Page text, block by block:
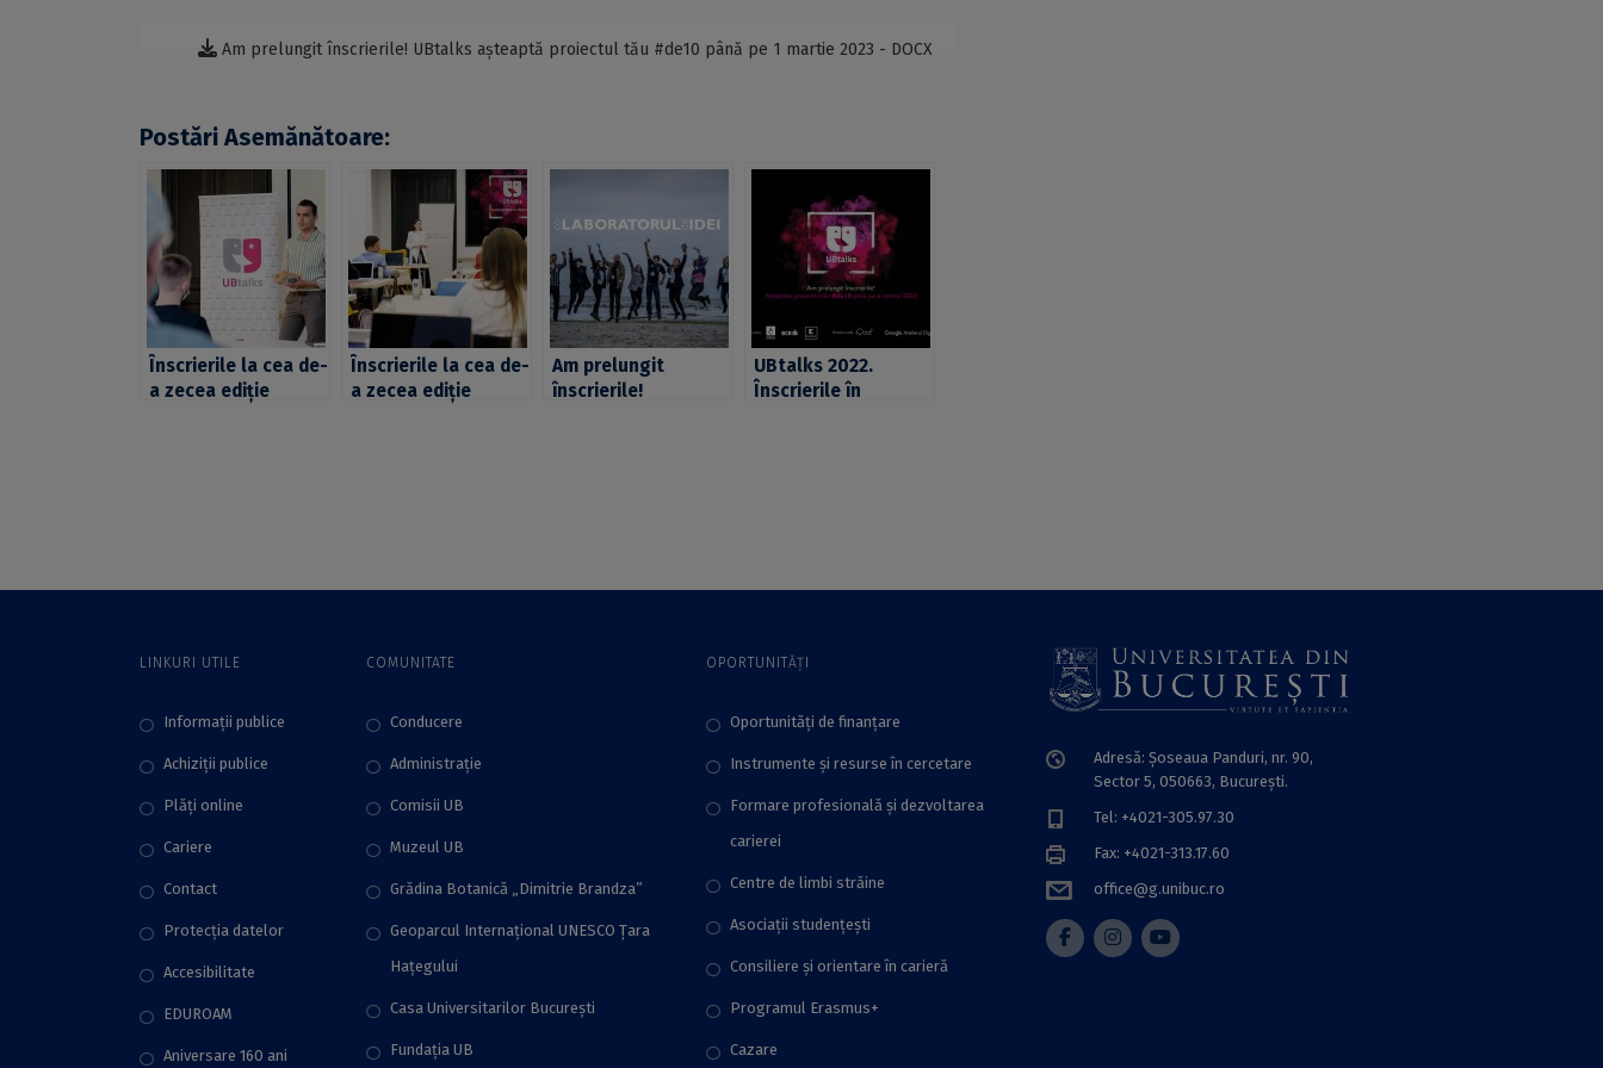
Am prelungit înscrierile! UBtalks așteaptă proiectul tău #de10 până pe 1 martie 2023 - DOCX
Postări Asemănătoare:
Înscrierile la cea de-
a zecea ediție
Înscrierile la cea de-
a zecea ediție
Am prelungit
înscrierile!
UBtalks 2022.
Înscrierile în
LINKURI UTILE
Informații publice
Achiziții publice
Plăţi online
Cariere
Contact
Protecţia datelor
Accesibilitate
EDUROAM
Aniversare 160 ani
COMUNITATE
Conducere
Administraţie
Comisii UB
Muzeul UB
Grădina Botanică „Dimitrie Brandza”
Geoparcul Internațional UNESCO Țara
Hațegului
Casa Universitarilor București
Fundaţia UB
OPORTUNITĂȚI
Oportunități de finanțare
Instrumente și resurse în cercetare
Formare profesională și dezvoltarea
carierei
Centre de limbi străine
Asociații studențești
Consiliere şi orientare în carieră
Programul Erasmus+
Cazare
Adresă: Șoseaua Panduri, nr. 90,
Sector 5, 050663, Bucureşti.
Tel: +4021-305.97.30
Fax: +4021-313.17.60
office@g.unibuc.ro